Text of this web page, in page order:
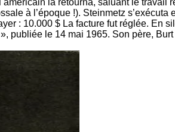
à l’époque !). Steinmetz
: 10.000 $ La facture fut réglée. En
publiée le 14 mai 1965. Son père,